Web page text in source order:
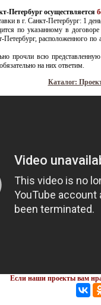
Петербург осуществляется
в г. Санкт-Петербург: 1
по указанному в
Петербург, расположенного
прочли всю
на них ответим.
Каталог:
Если наши проекты вам